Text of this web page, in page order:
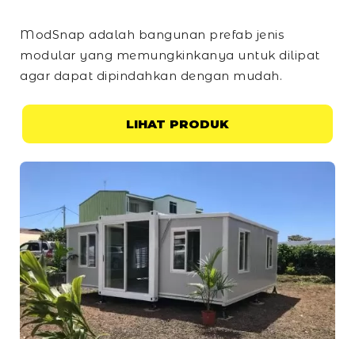
ModSnap adalah bangunan prefab jenis
modular yang memungkinkanya untuk dilipat
agar dapat dipindahkan dengan mudah.
LIHAT PRODUK